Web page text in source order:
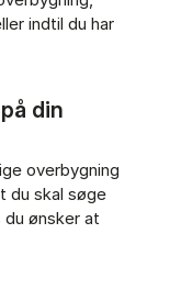
indtil du har
din
overbygning
du skal søge
ønsker at